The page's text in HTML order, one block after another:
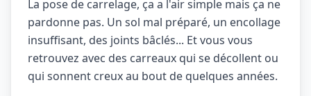
La pose de carrelage, ça a l'air simple mais ça ne
pardonne pas. Un sol mal préparé, un encollage
insuffisant, des joints bâclés... Et vous vous
retrouvez avec des carreaux qui se décollent ou
qui sonnent creux au bout de quelques années.